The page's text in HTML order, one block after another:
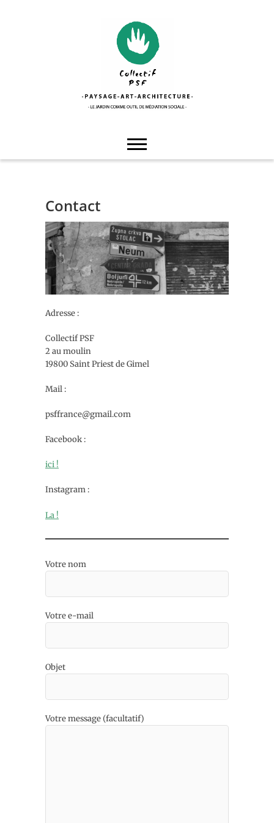
Collectif PSF
Contact
Adresse :
Collectif PSF
2 au moulin
19800 Saint Priest de Gimel
Mail :
psffrance@gmail.com
Facebook :
ici !
Instagram :
La !
Votre nom
Votre e-mail
Objet
Votre message (facultatif)